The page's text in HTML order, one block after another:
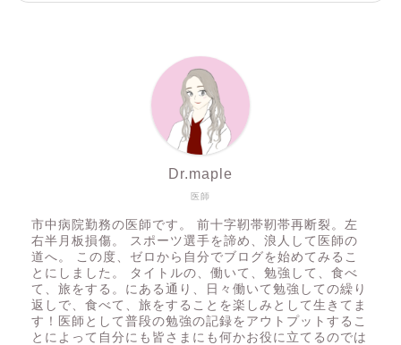
医師
Dr.maple
市中病院勤務の医師です。 前十字靭帯靭帯再断裂。左
右半月板損傷。 スポーツ選手を諦め、浪人して医師の
道へ。 この度、ゼロから自分でブログを始めてみるこ
とにしました。 タイトルの、働いて、勉強して、食べ
て、旅をする。にある通り、日々働いて勉強しての繰り
返しで、食べて、旅をすることを楽しみとして生きてま
す！医師として普段の勉強の記録をアウトプットするこ
とによって自分にも皆さまにも何かお役に立てるのでは